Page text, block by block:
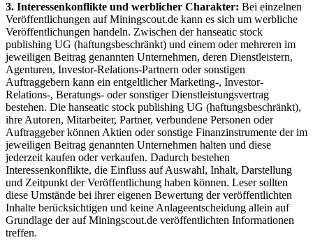
3. Interessenkonflikte und werblicher Charakter: Bei einzelnen
Veröffentlichungen auf Miningscout.de kann es sich um werbliche
Veröffentlichungen handeln. Zwischen der hanseatic stock
publishing UG (haftungsbeschränkt) und einem oder mehreren im
jeweiligen Beitrag genannten Unternehmen, deren Dienstleistern,
Agenturen, Investor-Relations-Partnern oder sonstigen
Auftraggebern kann ein entgeltlicher Marketing-, Investor-
Relations-, Beratungs- oder sonstiger Dienstleistungsvertrag
bestehen. Die hanseatic stock publishing UG (haftungsbeschränkt),
ihre Autoren, Mitarbeiter, Partner, verbundene Personen oder
Auftraggeber können Aktien oder sonstige Finanzinstrumente der im
jeweiligen Beitrag genannten Unternehmen halten und diese
jederzeit kaufen oder verkaufen. Dadurch bestehen
Interessenkonflikte, die Einfluss auf Auswahl, Inhalt, Darstellung
und Zeitpunkt der Veröffentlichung haben können. Leser sollten
diese Umstände bei ihrer eigenen Bewertung der veröffentlichten
Inhalte berücksichtigen und keine Anlageentscheidung allein auf
Grundlage der auf Miningscout.de veröffentlichten Informationen
treffen.